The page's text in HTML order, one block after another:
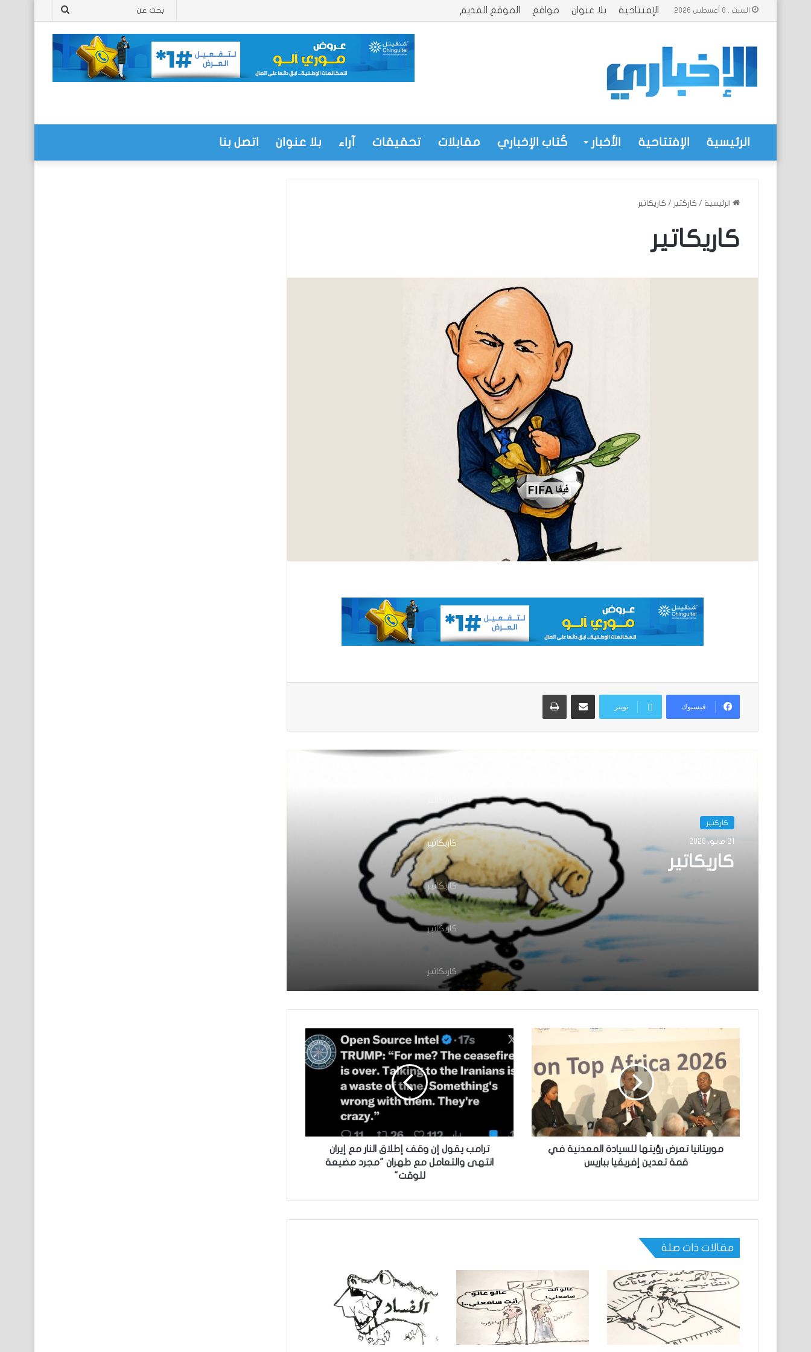
السبت , 8 أغسطس 2026 الإفتتاحية بلا عنوان مواقع الموقع القديم بحث
الرئيسية الإفتتاحية الأخبار كُتاب الإخباري مقابلات تحقيقات آراء بلا عنوان اتصل بنا
الرئيسية / كاركتير / كاريكاتير
كاريكاتير
فيسبوك تويتر
مشاركة عبر البريد طباعة
كاركتير
21 مايو، 2026
كاريكاتير
كاريكاتير
كاريكاتير
كاريكاتير
كاريكاتير
كاريكاتير
كاريكاتير
كاريكاتير
كاريكاتير
كاريكاتير
كاريكاتير
موريتانيا تعرض رؤيتها للسيادة المعدنية في
قمة تعدين إفريقيا بباريس
ترامب يقول إن وقف إطلاق النار مع إيران
انتهى والتعامل مع طهران "مجرد مضيعة
للوقت"
مقالات ذات صلة